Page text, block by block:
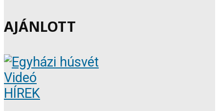
AJÁNLOTT
Videó
HÍREK